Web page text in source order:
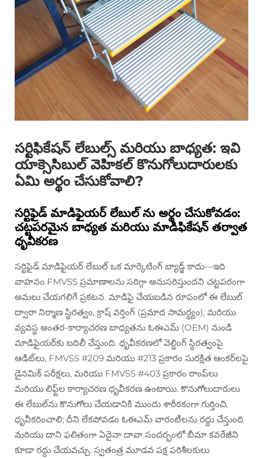
సర్టిఫికేషన్ లేబుల్స్ మరియు బాధ్యత: ఇవి
యాక్సెసిబుల్ వెహికల్ కొనుగోలుదారులకు
ఏమి అర్థం చేసుకోవాలి?
సర్టిఫైడ్ మాడిఫైయర్ లేబుల్ ను అర్థం చేసుకోవడం:
చట్టపరమైన బాధ్యత మరియు మాడిఫికేషన్ తర్వాత
ధృవీకరణ
సర్టిఫైడ్ మాడిఫైయర్ లేబుల్ ఒక మార్కెటింగ్ బ్యాడ్జ్ కాదు—ఇది
వాహనం FMVSS ప్రమాణాలను సరిగ్గా అనుసరిస్తుందని చట్టపరంగా
అమలు చేయగలిగే ప్రకటన. మాడిఫై చేయబడిన రూపంలోఈ లేబుల్
ద్వారా నిర్మాణ స్థిరత్వం, క్రాష్ వర్తింగ్ (ప్రమాద సామర్థ్యం), మరియు
వ్యవస్థ అంతర-కార్యాచరణ బాధ్యతను ఓఈఎమ్ (OEM) నుండి
మాడిఫైయర్‌కు బదిలీ చేస్తుంది. ధృవీకరణలో వెల్డింగ్ స్థిరత్వంపై
ఆడిట్‌లు, FMVSS #209 మరియు #213 ప్రకారం సురక్షిత ఆంకర్‌లపై
డైనమిక్ పరీక్షలు, మరియు FMVSS #403 ప్రకారం రాంప్‌లు
మరియు లిఫ్ట్‌ల కార్యాచరణ ధృవీకరణ ఉంటాయి. కొనుగోలుదారులు
ఈ లేబుల్‌ను కొనుగోలు చేయడానికి ముందు శారీరకంగా గుర్తించి,
ధృవీకరించాలి; దీని లేకపోవడం ఓఈఎమ్ వారంటీలను రద్దు చేస్తుంది
మరియు దాని ఫలితంగా ఏదైనా దావా సందర్భంలో బీమా కవరేజీని
కూడా రద్దు చేయవచ్చు. స్వతంత్ర మూడవ పక్ష పరిశీలకులు